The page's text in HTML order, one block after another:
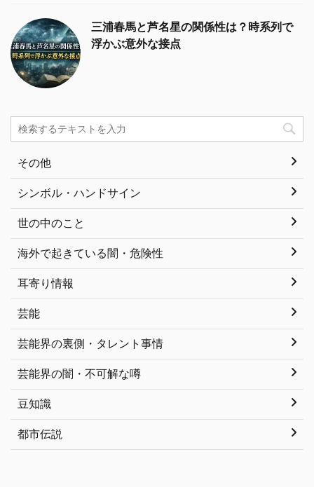
三浦春馬と芦名星の関係性は？時系列で
浮かぶ意外な接点
その他
シンボル・ハンドサイン
世の中のこと
海外で起きている闇・危険性
耳寄り情報
芸能
芸能界の裏側・タレント事情
芸能界の闇・不可解な噂
豆知識
都市伝説